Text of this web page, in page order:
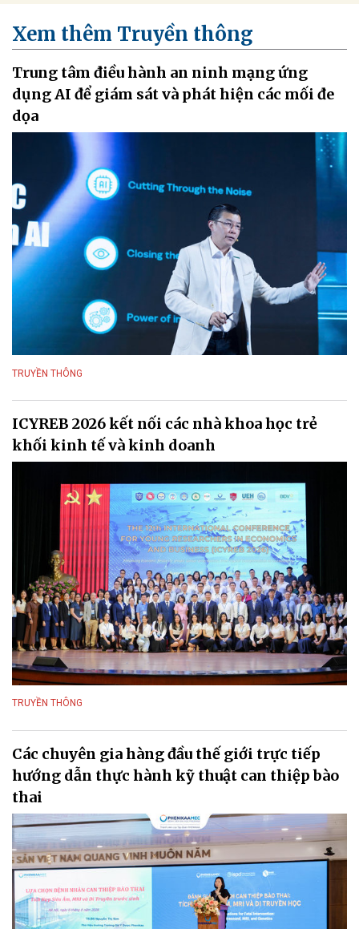
Xem thêm Truyền thông
Trung tâm điều hành an ninh mạng ứng
dụng AI để giám sát và phát hiện các mối đe
dọa
TRUYỀN THÔNG
ICYREB 2026 kết nối các nhà khoa học trẻ
khối kinh tế và kinh doanh
TRUYỀN THÔNG
Các chuyên gia hàng đầu thế giới trực tiếp
hướng dẫn thực hành kỹ thuật can thiệp bào
thai